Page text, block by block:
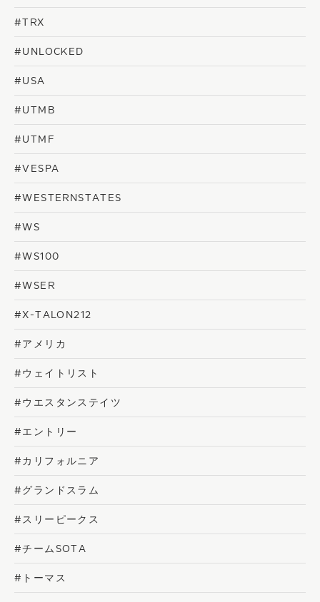
#TRX
#UNLOCKED
#USA
#UTMB
#UTMF
#VESPA
#WESTERNSTATES
#WS
#WS100
#WSER
#X-TALON212
#アメリカ
#ウェイトリスト
#ウエスタンステイツ
#エントリー
#カリフォルニア
#グランドスラム
#スリーピークス
#チームSOTA
#トーマス